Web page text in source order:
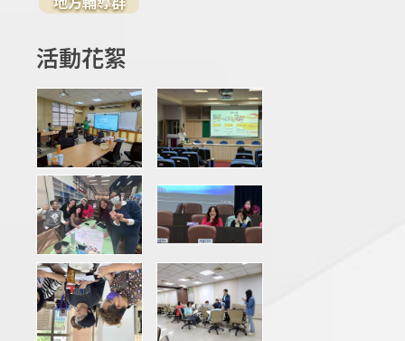
活動花絮